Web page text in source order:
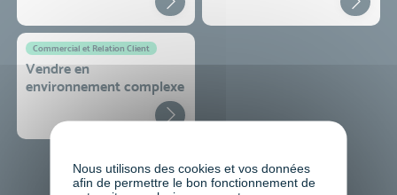
Commercial et Relation Client
Vendre en
environnement complexe
Nous utilisons des cookies et vos données
afin de permettre le bon fonctionnement de